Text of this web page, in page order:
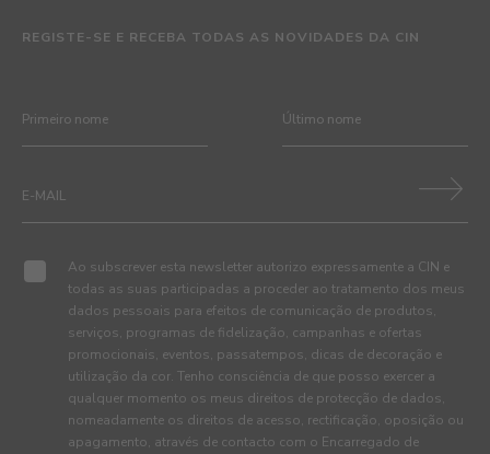
REGISTE-SE E RECEBA TODAS AS NOVIDADES DA CIN
Ao subscrever esta newsletter autorizo expressamente a CIN e
todas as suas participadas a proceder ao tratamento dos meus
dados pessoais para efeitos de comunicação de produtos,
serviços, programas de fidelização, campanhas e ofertas
promocionais, eventos, passatempos, dicas de decoração e
utilização da cor. Tenho consciência de que posso exercer a
qualquer momento os meus direitos de protecção de dados,
nomeadamente os direitos de acesso, rectificação, oposição ou
apagamento, através de contacto com o Encarregado de